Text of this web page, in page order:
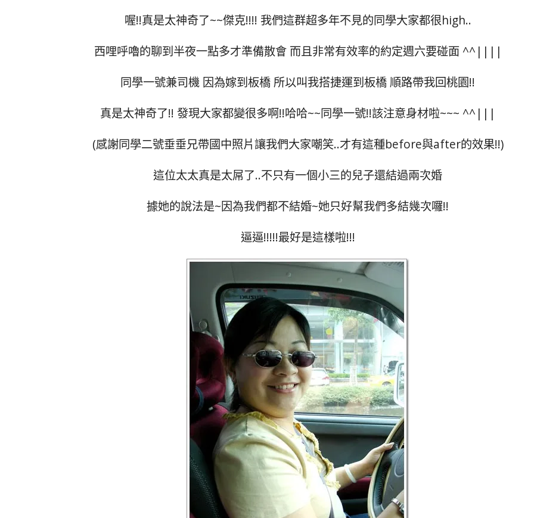
喔!!真是太神奇了~~傑克!!!! 我們這群超多年不見的同學大家都很high..
西哩呼嚕的聊到半夜一點多才準備散會 而且非常有效率的約定週六要碰面 ^^||||
同學一號兼司機 因為嫁到板橋 所以叫我搭捷運到板橋 順路帶我回桃園!!
真是太神奇了!! 發現大家都變很多啊!!哈哈~~同學一號!!該注意身材啦~~~ ^^|||
(感謝同學二號垂垂兄帶國中照片讓我們大家嘲笑..才有這種before與after的效果!!)
這位太太真是太屌了..不只有一個小三的兒子還結過兩次婚
據她的說法是~因為我們都不結婚~她只好幫我們多結幾次囉!!
逼逼!!!!!最好是這樣啦!!!